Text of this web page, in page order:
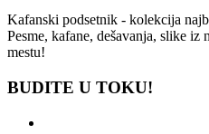
Kafanski podsetnik - kolekcija
Pesme, kafane, dešavanja, slike iz
mestu!
BUDITE U TOKU!